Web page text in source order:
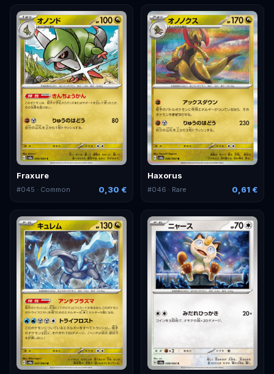
Fraxure
#045 · Common 0,30 €
Haxorus
#046 · Rare 0,61 €